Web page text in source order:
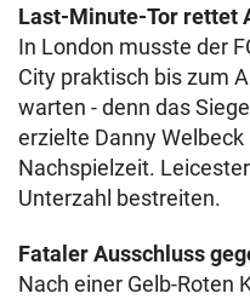
Last-Minute-Tor rettet
In London musste der
City praktisch bis zum
warten - denn das
erzielte Danny
Nachspielzeit.
Unterzahl bestreiten.
Fataler Ausschluss
Nach einer Gelb-Roten